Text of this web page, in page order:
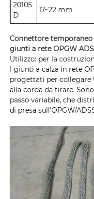
20105
D
17~22 mm
Connettore
giunti a rete OPGW
Utilizzo: per la
I giunti a calza in rete
progettati per collegare
alla corda da tirare.
passo variabile, che
di presa sull'OPGW/